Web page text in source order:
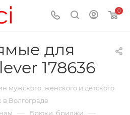
0
для
178636
мужского, женского и детского
в Волгограде
Брюки, бриджи